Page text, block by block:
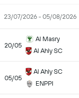
23/07/2026 - 05/08/2026
20/05
Al Masry
Al Ahly SC
05/05
Al Ahly SC
ENPPI